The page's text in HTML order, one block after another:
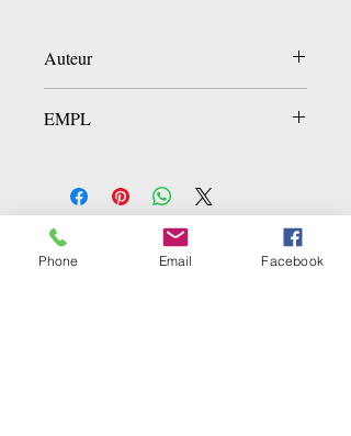
Auteur
EMPL
Ähnliche Produkte
Phone Email Facebook